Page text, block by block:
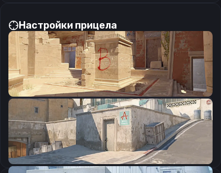
Настройки прицела
CSGO-Wys94-5yJMX-hwojD-YzZBM-caG8D
Скопировать